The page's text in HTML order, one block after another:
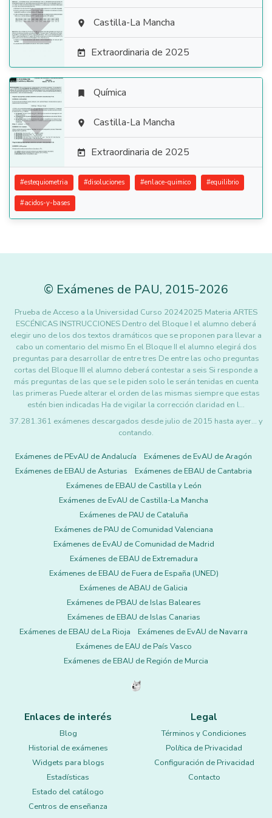
  Castilla-La Mancha
 Extraordinaria de 2025

 Química
 Castilla-La Mancha
 Extraordinaria de 2025
#estequiometria #disoluciones #enlace-quimico #equilibrio
#acidos-y-bases
© Exámenes de PAU, 2015-2026
Prueba de Acceso a la Universidad Curso 20242025 Materia ARTES
ESCÉNICAS INSTRUCCIONES Dentro del Bloque I el alumno deberá
elegir uno de los dos textos dramáticos que se proponen para llevar a
cabo un comentario del mismo En el Bloque II el alumno elegirá dos
preguntas para desarrollar de entre tres De entre las ocho preguntas
cortas del Bloque III el alumno deberá contestar a seis Si responde a
más preguntas de las que se le piden solo le serán tenidas en cuenta
las primeras Puede alterar el orden de las mismas siempre que estas
estén bien indicadas Ha de vigilar la corrección claridad en l…
37.281.361 exámenes descargados desde julio de 2015 hasta ayer... y
contando.
Exámenes de PEvAU de Andalucía
Exámenes de EvAU de Aragón
Exámenes de EBAU de Asturias
Exámenes de EBAU de Cantabria
Exámenes de EBAU de Castilla y León
Exámenes de EvAU de Castilla-La Mancha
Exámenes de PAU de Cataluña
Exámenes de PAU de Comunidad Valenciana
Exámenes de EvAU de Comunidad de Madrid
Exámenes de EBAU de Extremadura
Exámenes de EBAU de Fuera de España (UNED)
Exámenes de ABAU de Galicia
Exámenes de PBAU de Islas Baleares
Exámenes de EBAU de Islas Canarias
Exámenes de EBAU de La Rioja
Exámenes de EvAU de Navarra
Exámenes de EAU de País Vasco
Exámenes de EBAU de Región de Murcia
Enlaces de interés
Blog
Historial de exámenes
Widgets para blogs
Estadísticas
Estado del catálogo
Centros de enseñanza
Legal
Términos y Condiciones
Política de Privacidad
Configuración de Privacidad
Contacto